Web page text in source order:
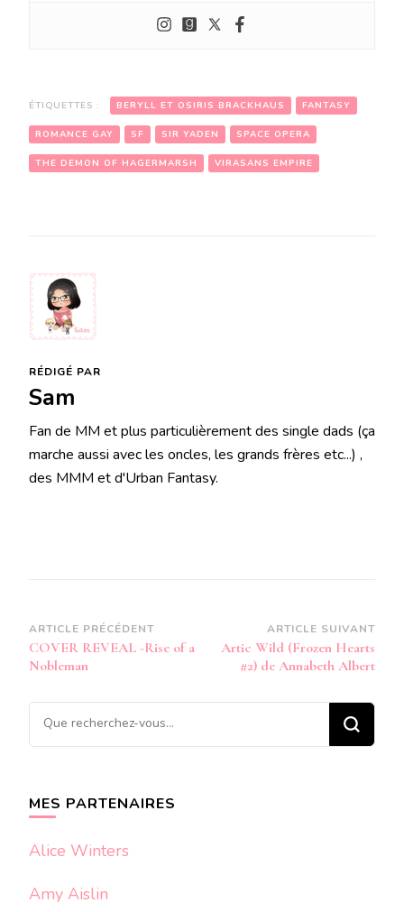
ÉTIQUETTES : BERYLL ET OSIRIS BRACKHAUS FANTASY
ROMANCE GAY SF SIR YADEN SPACE OPERA
THE DEMON OF HAGERMARSH VIRASANS EMPIRE
RÉDIGÉ PAR
Sam
Fan de MM et plus particulièrement des single dads (ça
marche aussi avec les oncles, les grands frères etc...) ,
des MMM et d'Urban Fantasy.
Navigation
d’article
ARTICLE PRÉCÉDENT
COVER REVEAL -Rise of a
Nobleman
ARTICLE SUIVANT
Artic Wild (Frozen Hearts
#2) de Annabeth Albert
Vous
recherchiez
MES PARTENAIRES
Alice Winters
Amy Aislin